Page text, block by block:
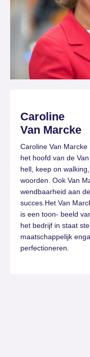
Caroline
Van Marcke
Caroline Van
het hoofd van de
hell, keep on
woorden. Ook Van
wendbaarheid aan
succes.Het Van
is een toon- beeld
het bedrijf in staat
maatschappelijk
perfectioneren.